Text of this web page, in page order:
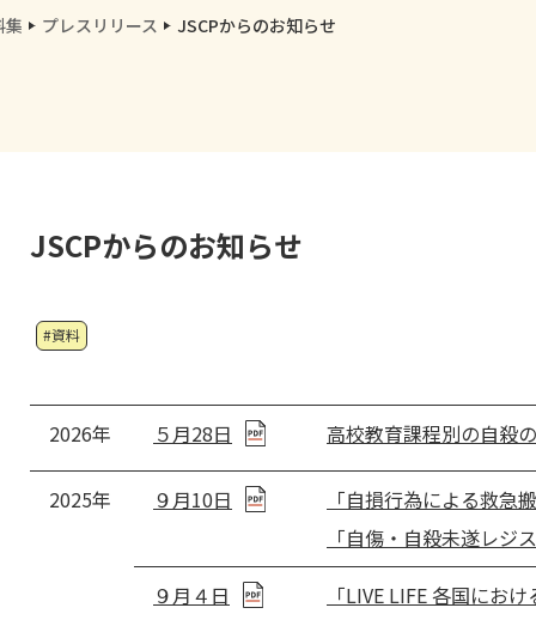
集 プレスリリース JSCPからのお知らせ
JSCPからのお知らせ
#資料
2026年 ５月28日 高校教育課程別の自殺
2025年 ９月10日
「自損行為による救急
「自傷・自殺未遂レジ
９月４日
「LIVE LIFE 各国にお